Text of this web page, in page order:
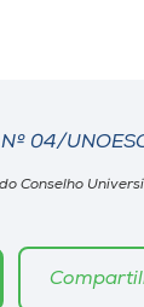
Nº 04/
Conselho